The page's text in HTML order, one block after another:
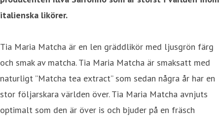
italienska likörer.
Tia Maria Matcha är en len gräddlikör med ljusgrön färg
och smak av matcha. Tia Maria Matcha är smaksatt med
naturligt ”Matcha tea extract” som sedan några år har en
stor följarskara världen över. Tia Maria Matcha avnjuts
optimalt som den är över is och bjuder på en fräsch